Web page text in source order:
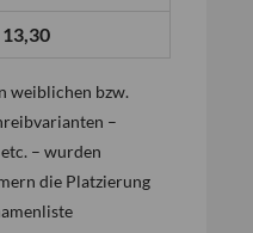
13,30
weiblichen bzw.
–
etc. – wurden
die Platzierung